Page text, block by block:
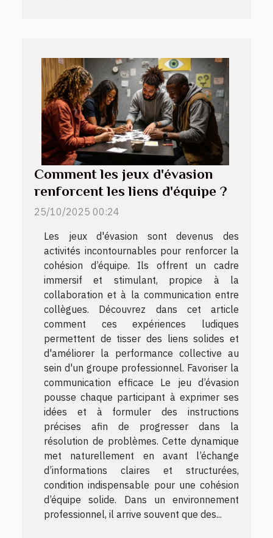
Comment les jeux d'évasion
renforcent les liens d'équipe ?
25/10/2025 00:24
Les jeux d'évasion sont devenus des
activités incontournables pour renforcer la
cohésion d’équipe. Ils offrent un cadre
immersif et stimulant, propice à la
collaboration et à la communication entre
collègues. Découvrez dans cet article
comment ces expériences ludiques
permettent de tisser des liens solides et
d'améliorer la performance collective au
sein d'un groupe professionnel. Favoriser la
communication efficace Le jeu d’évasion
pousse chaque participant à exprimer ses
idées et à formuler des instructions
précises afin de progresser dans la
résolution de problèmes. Cette dynamique
met naturellement en avant l’échange
d’informations claires et structurées,
condition indispensable pour une cohésion
d’équipe solide. Dans un environnement
professionnel, il arrive souvent que des...